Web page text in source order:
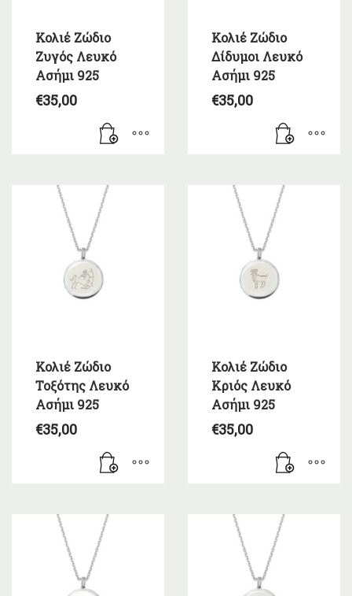
Κολιέ Ζώδιο
Ζυγός Λευκό
Ασήμι 925
€35,00
Κολιέ Ζώδιο
Δίδυμοι Λευκό
Ασήμι 925
€35,00
Κολιέ Ζώδιο
Τοξότης Λευκό
Ασήμι 925
€35,00
Κολιέ Ζώδιο
Κριός Λευκό
Ασήμι 925
€35,00